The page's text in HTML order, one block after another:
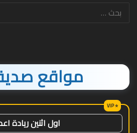
مواقع
اول اثنين ريادة